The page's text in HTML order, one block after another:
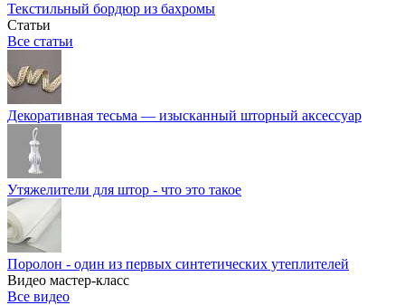
Текстильный бордюр из бахромы
Статьи
Все статьи
Декоративная тесьма — изысканный шторный аксессуар
Утяжелители для штор - что это такое
Поролон - один из первых синтетических утеплителей
Видео мастер-класс
Все видео